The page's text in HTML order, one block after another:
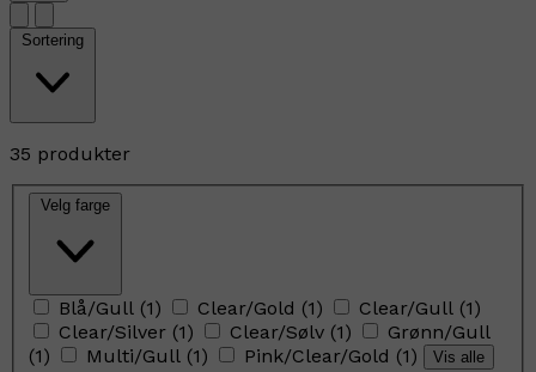
Sortering
35 produkter
Velg farge
Blå/Gull (1) Clear/Gold (1) Clear/Gull (1)
Clear/Silver (1) Clear/Sølv (1)
Grønn/Gull
(1) Multi/Gull (1) Pink/Clear/Gold (1) Vis alle